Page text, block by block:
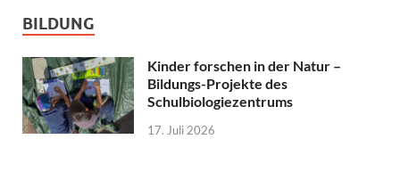
BILDUNG
Kinder forschen in der Natur –
Bildungs-Projekte des
Schulbiologiezentrums
17. Juli 2026